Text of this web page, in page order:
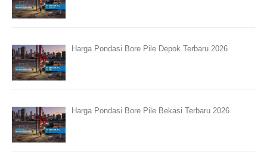
Harga Pondasi Bore Pile Depok Terbaru 2026
Harga Pondasi Bore Pile Bekasi Terbaru 2026